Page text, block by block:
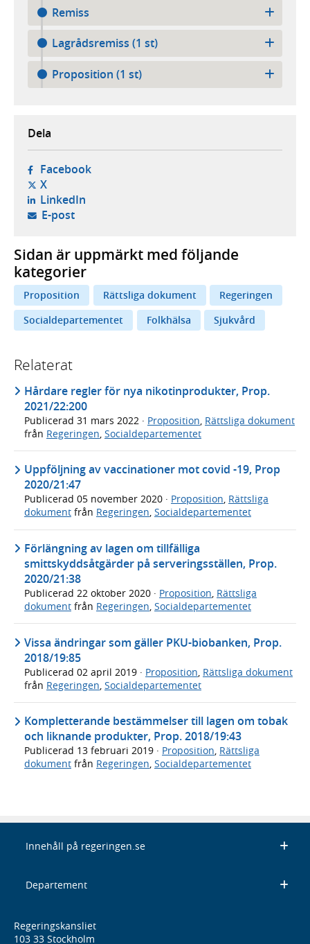
Remiss
Lagrådsremiss (1 st)
Proposition (1 st)
Dela
Facebook- öppnas i ny flik, extern webbplats,
X- öppnas i ny flik, extern webbplats,
LinkedIn- öppnas i ny flik, extern webbplats,
E-post- öppnar din e-postklient,
Sidan är uppmärkt med följande
kategorier
Proposition Rättsliga dokument
Regeringen
Socialdepartementet
Folkhälsa Sjukvård
Relaterat
Hårdare regler för nya nikotinprodukter, Prop.
2021/22:200
Publicerad 31 mars 2022 · Proposition Rättsliga dokument
från Regeringen Socialdepartementet
Uppföljning av vaccinationer mot covid -19, Prop
2020/21:47
Publicerad 05 november 2020 · Proposition, Rättsliga
dokument från Regeringen, Socialdepartementet
Förlängning av lagen om tillfälliga
smittskyddsåtgärder på serveringsställen, Prop.
2020/21:38
Publicerad 22 oktober 2020 · Proposition, Rättsliga
dokument från Regeringen, Socialdepartementet
Vissa ändringar som gäller PKU-biobanken, Prop.
2018/19:85
Publicerad 02 april 2019 · Proposition Rättsliga dokument
från Regeringen Socialdepartementet
Kompletterande bestämmelser till lagen om tobak
och liknande produkter, Prop. 2018/19:43
Publicerad 13 februari 2019 · Proposition, Rättsliga
dokument från Regeringen, Socialdepartementet
Innehåll på regeringen.se
Departement
Regeringskansliet
103 33 Stockholm